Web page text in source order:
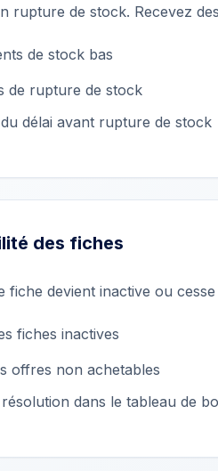
rupture de stock. Recevez
de stock bas
de rupture de stock
délai avant rupture de stock
des fiches
fiche devient inactive ou
fiches inactives
offres non achetables
dans le tableau de